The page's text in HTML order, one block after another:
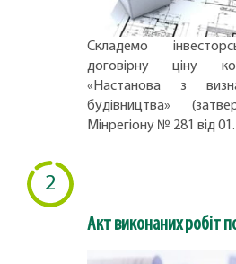
Складемо
договірну ціну
«Настанова з
будівництва»
Мінрегіону № 281 від
2
Акт виконаних робіт